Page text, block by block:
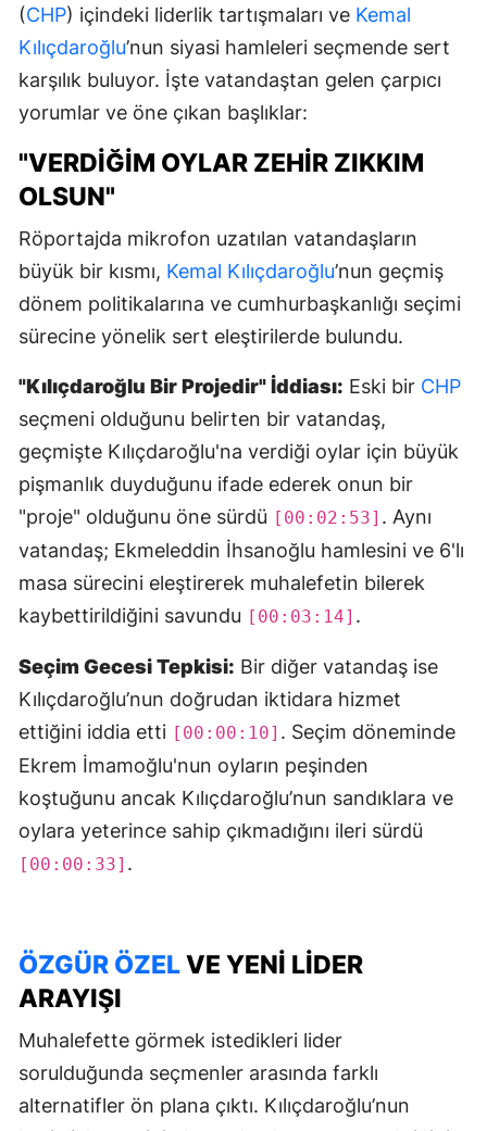
(CHP) içindeki liderlik tartışmaları ve Kemal
Kılıçdaroğlu’nun siyasi hamleleri seçmende sert
karşılık buluyor. İşte vatandaştan gelen çarpıcı
yorumlar ve öne çıkan başlıklar:
"VERDIĞIM OYLAR ZEHIR ZIKKIM
OLSUN"
Röportajda mikrofon uzatılan vatandaşların
büyük bir kısmı, Kemal Kılıçdaroğlu’nun geçmiş
dönem politikalarına ve cumhurbaşkanlığı seçimi
sürecine yönelik sert eleştirilerde bulundu.
"Kılıçdaroğlu Bir Projedir" İddiası: Eski bir CHP
seçmeni olduğunu belirten bir vatandaş,
geçmişte Kılıçdaroğlu'na verdiği oylar için büyük
pişmanlık duyduğunu ifade ederek onun bir
"proje" olduğunu öne sürdü [00:02:53] . Aynı
vatandaş; Ekmeleddin İhsanoğlu hamlesini ve 6'lı
masa sürecini eleştirerek muhalefetin bilerek
kaybettirildiğini savundu [00:03:14] .
Seçim Gecesi Tepkisi: Bir diğer vatandaş ise
Kılıçdaroğlu’nun doğrudan iktidara hizmet
ettiğini iddia etti [00:00:10] . Seçim döneminde
Ekrem İmamoğlu'nun oyların peşinden
koştuğunu ancak Kılıçdaroğlu’nun sandıklara ve
oylara yeterince sahip çıkmadığını ileri sürdü
[00:00:33] .
ÖZGÜR ÖZELVE YENI LIDER
ARAYIŞI
Muhalefette görmek istedikleri lider
sorulduğunda seçmenler arasında farklı
alternatifler ön plana çıktı. Kılıçdaroğlu’nun